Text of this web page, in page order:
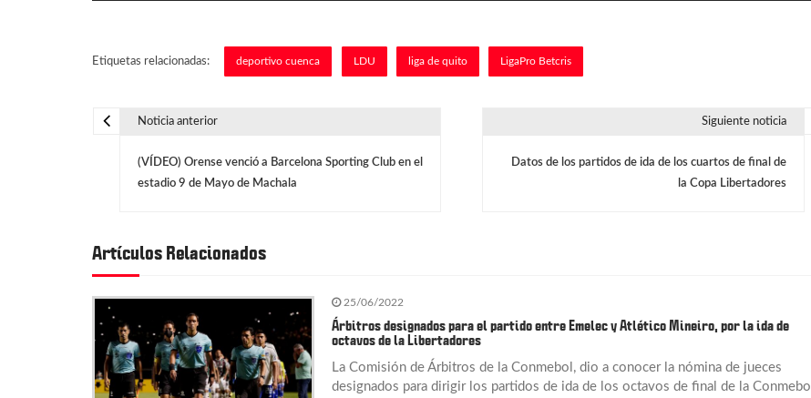
Etiquetas relacionadas: deportivo cuenca LDU liga de quito LigaPro Betcris
e
g
a
Noticia anterior
(VÍDEO) Orense venció a Barcelona Sporting Club en el
estadio 9 de Mayo de Machala
Siguiente noticia
Datos de los partidos de ida de los cuartos de final de
la Copa Libertadores
Artículos Relacionados
25/06/2022
Árbitros designados para el partido entre Emelec y Atlético Mineiro, por la ida de
octavos de la Libertadores
La Comisión de Árbitros de la Conmebol, dio a conocer la nómina de jueces
designados para dirigir los partidos de ida de los octavos de final de la Conmebol